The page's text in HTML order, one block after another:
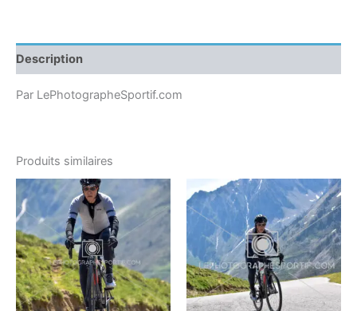
Description
Par LePhotographeSportif.com
Produits similaires